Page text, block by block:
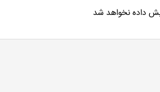
داده نخواهد شد